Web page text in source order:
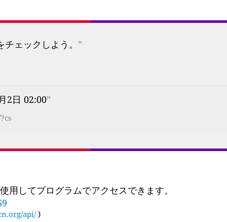
ェックしよう。 ”
2日 02:00”
してプログラムでアクセスできます。
api/ )